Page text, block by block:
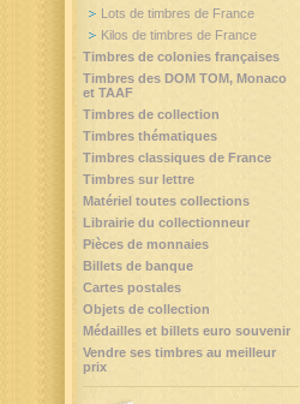
Lots de timbres de France
Kilos de timbres de France
Timbres de colonies françaises
Timbres des DOM TOM, Monaco
et TAAF
Timbres de collection
Timbres thématiques
Timbres classiques de France
Timbres sur lettre
Matériel toutes collections
Librairie du collectionneur
Pièces de monnaies
Billets de banque
Cartes postales
Objets de collection
Médailles et billets euro souvenir
Vendre ses timbres au meilleur
prix